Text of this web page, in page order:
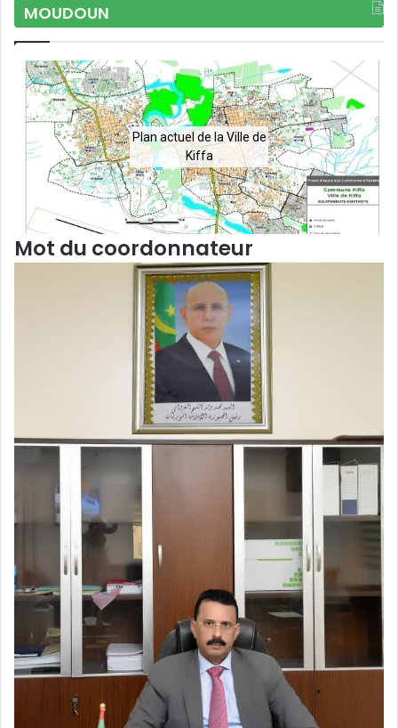
MOUDOUN
Plan actuel de la Ville de
Kiffa
Mot du coordonnateur